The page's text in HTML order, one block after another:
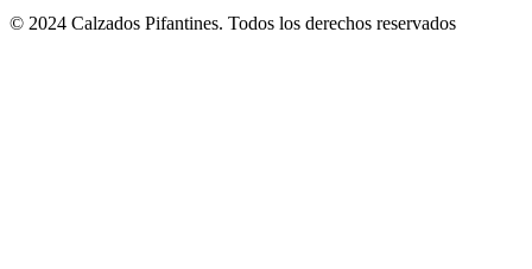
© 2024 Calzados Pifantines. Todos los derechos reservados